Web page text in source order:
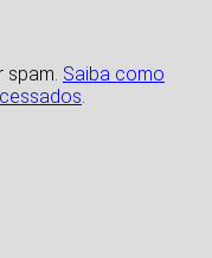
spam. Saiba como
.